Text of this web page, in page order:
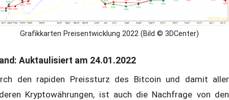
Grafikkarten Preisentwicklung 2022 (Bild © 3DCenter)
Auktaulisiert am 24.01.2022
den rapiden Preissturz des Bitcoin und damit aller
Kryptowährungen, ist auch die Nachfrage von den